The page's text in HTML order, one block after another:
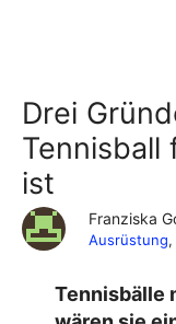
Drei
Tennisball
ist
Franziska
Ausrüstung,
Tennisbälle